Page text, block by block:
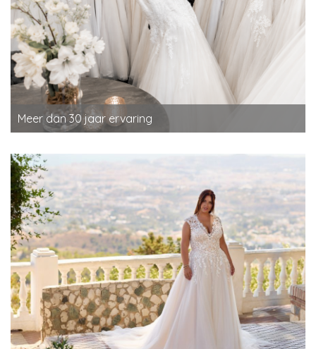
Meer dan 30 jaar ervaring